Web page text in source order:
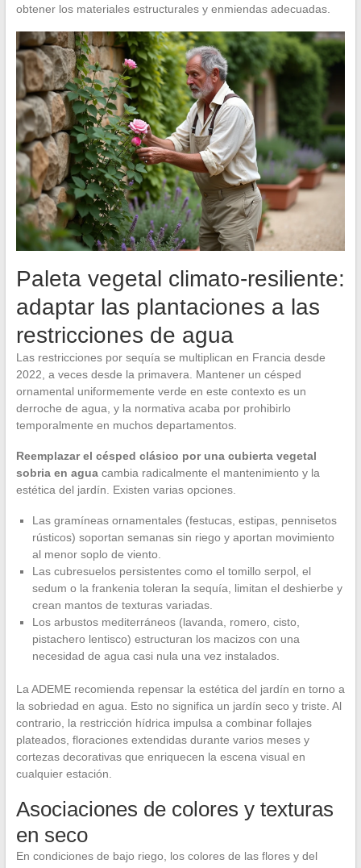
obtener los materiales estructurales y enmiendas adecuadas.
Paleta vegetal climato-resiliente:
adaptar las plantaciones a las
restricciones de agua
Las restricciones por sequía se multiplican en Francia desde
2022, a veces desde la primavera. Mantener un césped
ornamental uniformemente verde en este contexto es un
derroche de agua, y la normativa acaba por prohibirlo
temporalmente en muchos departamentos.
Reemplazar el césped clásico por una cubierta vegetal
sobria en aguacambia radicalmente el mantenimiento y la
estética del jardín. Existen varias opciones.
Las gramíneas ornamentales (festucas, estipas, pennisetos
rústicos) soportan semanas sin riego y aportan movimiento
al menor soplo de viento.
Las cubresuelos persistentes como el tomillo serpol, el
sedum o la frankenia toleran la sequía, limitan el deshierbe y
crean mantos de texturas variadas.
Los arbustos mediterráneos (lavanda, romero, cisto,
pistachero lentisco) estructuran los macizos con una
necesidad de agua casi nula una vez instalados.
La ADEME recomienda repensar la estética del jardín en torno a
la sobriedad en agua. Esto no significa un jardín seco y triste. Al
contrario, la restricción hídrica impulsa a combinar follajes
plateados, floraciones extendidas durante varios meses y
cortezas decorativas que enriquecen la escena visual en
cualquier estación.
Asociaciones de colores y texturas
en seco
En condiciones de bajo riego, los colores de las flores y del